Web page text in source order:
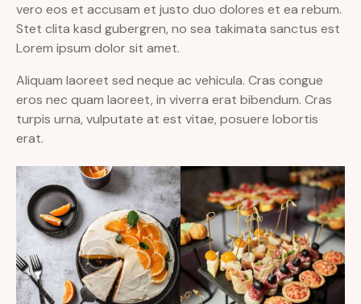
vero eos et accusam et justo duo dolores et ea rebum.
Stet clita kasd gubergren, no sea takimata sanctus est
Lorem ipsum dolor sit amet.
Aliquam laoreet sed neque ac vehicula. Cras congue
eros nec quam laoreet, in viverra erat bibendum. Cras
turpis urna, vulputate at est vitae, posuere lobortis
erat.